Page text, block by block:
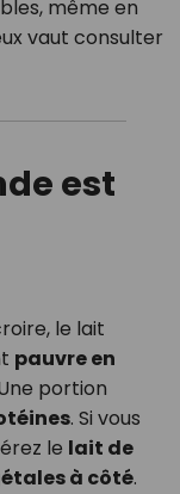
même en
vaut consulter
est
le lait
pauvre en
portion
. Si vous
le lait de
à côté.